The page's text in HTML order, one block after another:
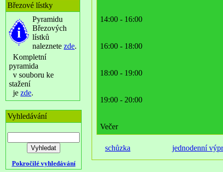
Březové lístky
Pyramidu
Březových
lístků
naleznete zde.
Kompletní
pyramida
v souboru ke
stažení
je zde.
Vyhledávání
Pokročilé vyhledávání
14:00 - 16:00
16:00 - 18:00
18:00 - 19:00
19:00 - 20:00
Večer
schůzka jednodenní